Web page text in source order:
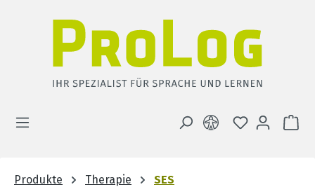
DU HAST 0
Produkte Therapie SES